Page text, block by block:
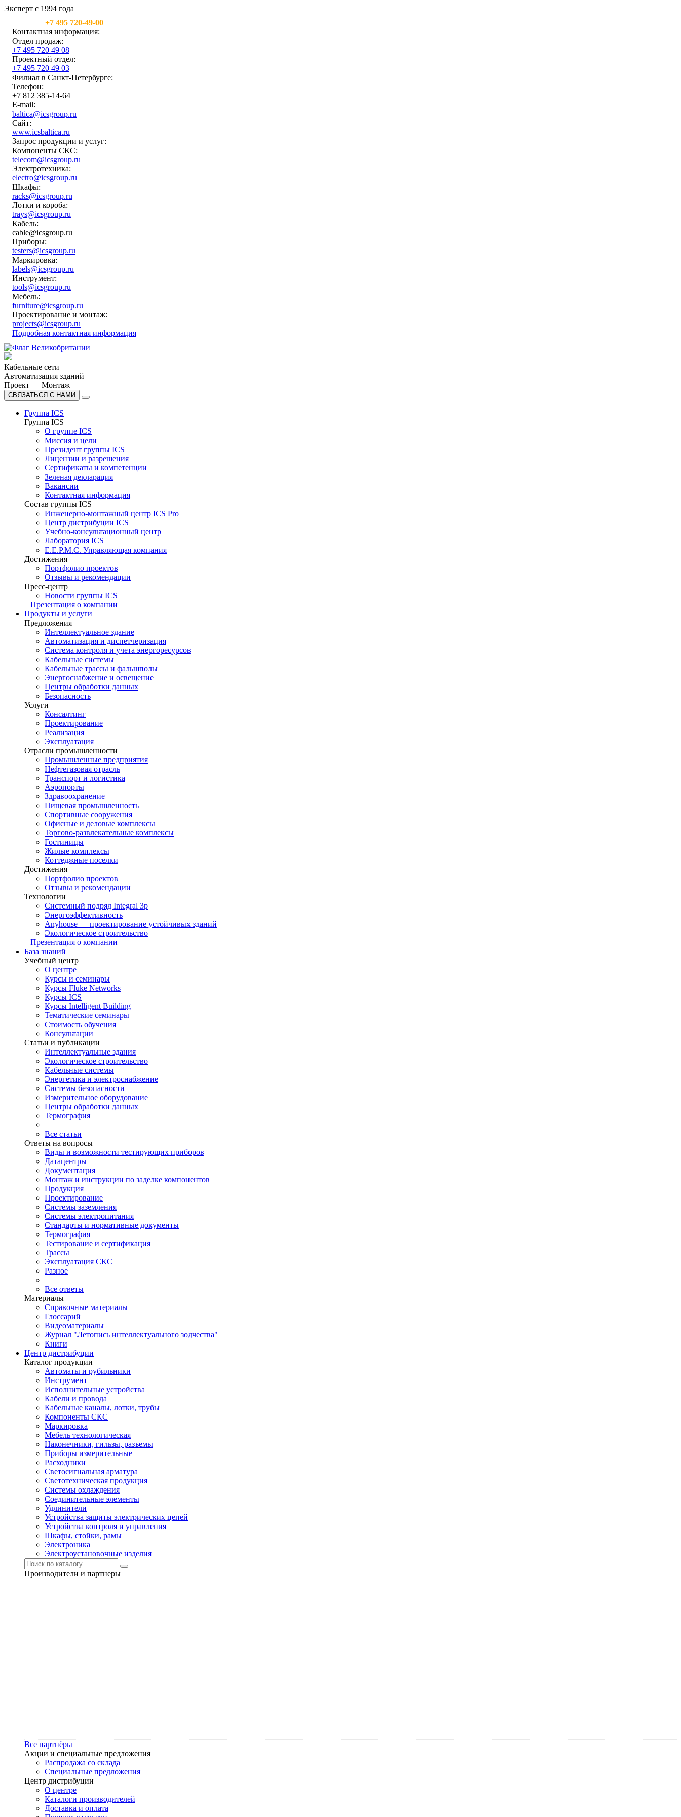
Эксперт с 1994 года
+7 495 720-49-00
Контактная информация:
Отдел продаж:
+7 495 720 49 08
Проектный отдел:
+7 495 720 49 03
Филиал в Санкт-Петербурге:
Телефон:
+7 812 385-14-64
E-mail:
baltica@icsgroup.ru
Сайт:
www.icsbaltica.ru
Запрос продукции и услуг:
Компоненты СКС:
telecom@icsgroup.ru
Электротехника:
electro@icsgroup.ru
Шкафы:
racks@icsgroup.ru
Лотки и короба:
trays@icsgroup.ru
Кабель:
cable@icsgroup.ru
Приборы:
testers@icsgroup.ru
Маркировка:
labels@icsgroup.ru
Инструмент:
tools@icsgroup.ru
Мебель:
furniture@icsgroup.ru
Проектирование и монтаж:
projects@icsgroup.ru
Подробная контактная информация
Кабельные сети
Автоматизация зданий
Проект — Монтаж
СВЯЗАТЬСЯ С НАМИ
Группа ICS
Группа ICS
О группе ICS
Миссия и цели
Президент группы ICS
Лицензии и разрешения
Сертификаты и компетенции
Зеленая декларация
Вакансии
Контактная информация
Состав группы ICS
Инженерно-монтажный центр ICS Pro
Центр дистрибуции ICS
Учебно-консультационный центр
Лаборатория ICS
E.E.P.M.C. Управляющая компания
Достижения
Портфолио проектов
Отзывы и рекомендации
Пресс-центр
Новости группы ICS
Презентация о компании
Продукты и услуги
Предложения
Интеллектуальное здание
Автоматизация и диспетчеризация
Система контроля и учета энергоресурсов
Кабельные системы
Кабельные трассы и фальшполы
Энергоснабжение и освещение
Центры обработки данных
Безопасность
Услуги
Консалтинг
Проектирование
Реализация
Эксплуатация
Отрасли промышленности
Промышленные предприятия
Нефтегазовая отрасль
Транспорт и логистика
Аэропорты
Здравоохранение
Пищевая промышленность
Спортивные сооружения
Офисные и деловые комплексы
Торгово-развлекательные комплексы
Гостиницы
Жилые комплексы
Коттеджные поселки
Достижения
Портфолио проектов
Отзывы и рекомендации
Технологии
Системный подряд Integral 3p
Энергоэффективность
Anyhouse — проектирование устойчивых зданий
Экологическое строительство
Презентация о компании
База знаний
Учебный центр
О центре
Курсы и семинары
Курсы Fluke Networks
Курсы ICS
Курсы Intelligent Building
Тематические семинары
Стоимость обучения
Консультации
Статьи и публикации
Интеллектуальные здания
Экологическое строительство
Кабельные системы
Энергетика и электроснабжение
Системы безопасности
Измерительное оборудование
Центры обработки данных
Термография
Все статьи
Ответы на вопросы
Виды и возможности тестирующих приборов
Датацентры
Документация
Монтаж и инструкции по заделке компонентов
Продукция
Проектирование
Системы заземления
Системы электропитания
Стандарты и нормативные документы
Термография
Тестирование и сертификация
Трассы
Эксплуатация СКС
Разное
Все ответы
Материалы
Справочные материалы
Глоссарий
Видеоматериалы
Журнал "Летопись интеллектуального зодчества"
Книги
Центр дистрибуции
Каталог продукции
Автоматы и рубильники
Инструмент
Исполнительные устройства
Кабели и провода
Кабельные каналы, лотки, трубы
Компоненты СКС
Маркировка
Мебель технологическая
Наконечники, гильзы, разъемы
Приборы измерительные
Расходники
Светосигнальная арматура
Светотехническая продукция
Системы охлаждения
Соединительные элементы
Удлинители
Устройства защиты электрических цепей
Устройства контроля и управления
Шкафы, стойки, рамы
Электроника
Электроустановочные изделия
Производители и партнеры
Все партнёры
Акции и специальные предложения
Распродажа со склада
Специальные предложения
Центр дистрибуции
О центре
Каталоги производителей
Доставка и оплата